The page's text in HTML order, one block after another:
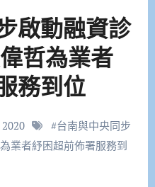
啟動融資診
哲為業者
務到位
#台南與中央同步
業者紓困超前佈署服務到